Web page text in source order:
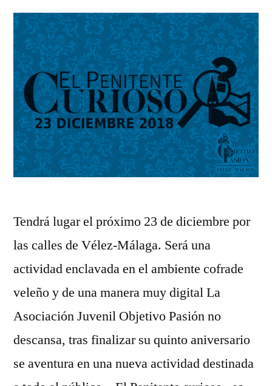
veleña
Tendrá lugar el próximo 23 de diciembre por
las calles de Vélez-Málaga. Será una
actividad enclavada en el ambiente cofrade
veleño y de una manera muy digital La
Asociación Juvenil Objetivo Pasión no
descansa, tras finalizar su quinto aniversario
se aventura en una nueva actividad destinada